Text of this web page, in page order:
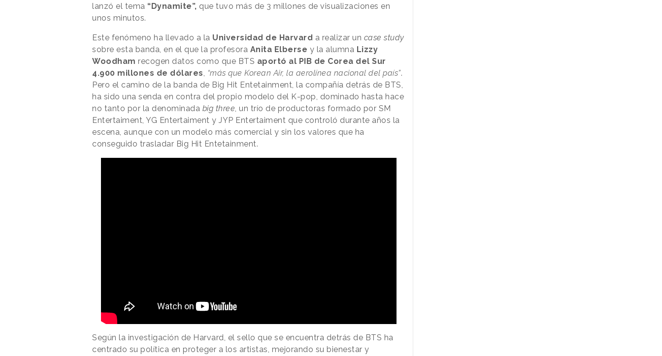
lanzó el tema “Dynamite”, que tuvo más de 3 millones de visualizaciones en
unos minutos.
Este fenómeno ha llevado a la Universidad de Harvard a realizar un case study
sobre esta banda, en el que la profesora Anita Elberse y la alumna Lizzy
Woodham recogen datos como que BTS aportó al PIB de Corea del Sur
4.900 millones de dólares, “más que Korean Air, la aerolínea nacional del país”.
Pero el camino de la banda de Big Hit Entetainment, la compañía detrás de BTS,
ha sido una senda en contra del propio modelo del K-pop, dominado hasta hace
no tanto por la denominada big three, un trío de productoras formado por SM
Entertaiment, YG Entertaiment y JYP Entertaiment que controló durante años la
escena, aunque con un modelo más comercial y sin los valores que ha
conseguido trasladar Big Hit Entetainment.
Según la investigación de Harvard, el sello que se encuentra detrás de BTS ha
centrado su política en proteger a los artistas, mejorando su bienestar y